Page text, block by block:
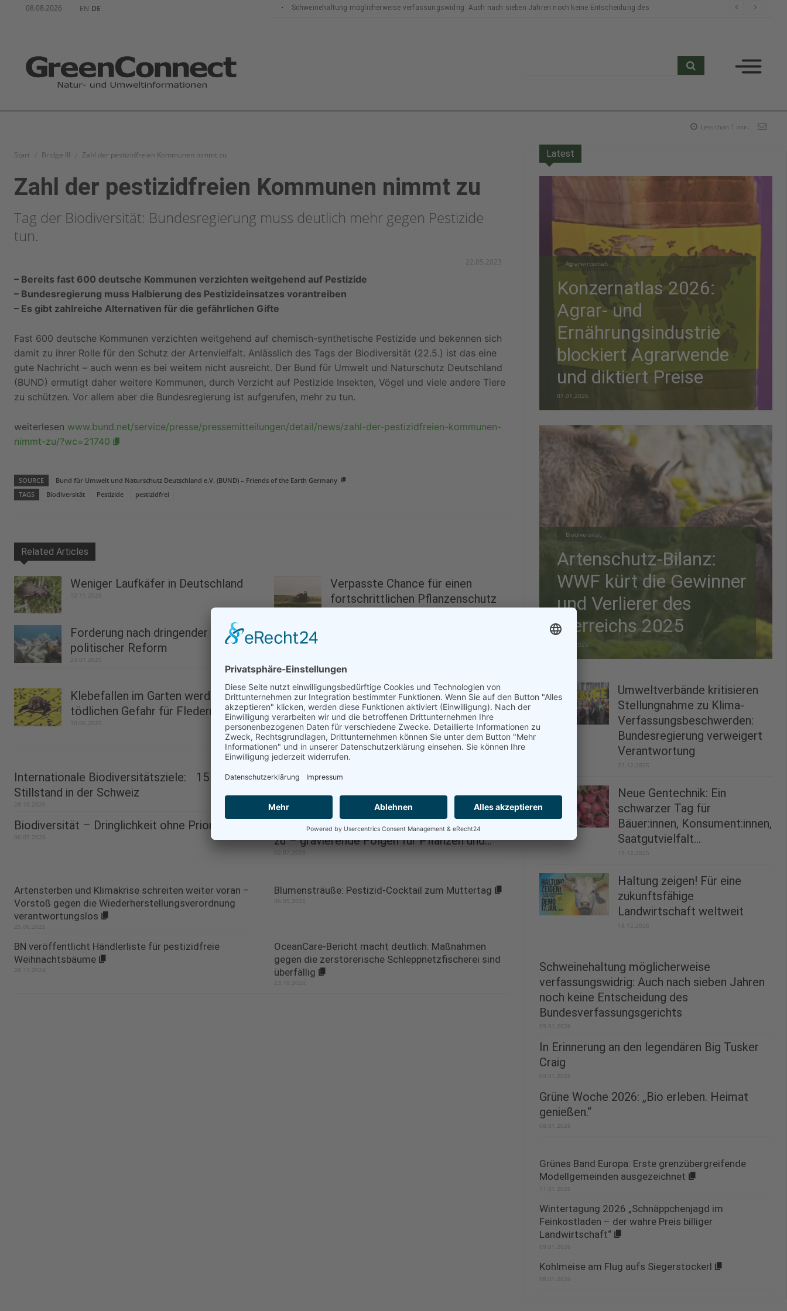
08.08.2026 EN DE
Schweinehaltung möglicherweise verfassungswidrig: Auch nach sieben Jahren noch keine Entscheidung des
Less than 1 min.
Start Bridge III Zahl der pestizidfreien Kommunen nimmt zu
Zahl der pestizidfreien Kommunen nimmt zu
Tag der Biodiversität: Bundesregierung muss deutlich mehr gegen Pestizide
tun.
22.05.2023
– Bereits fast 600 deutsche Kommunen verzichten weitgehend auf Pestizide
– Bundesregierung muss Halbierung des Pestizideinsatzes vorantreiben
– Es gibt zahlreiche Alternativen für die gefährlichen Gifte
Fast 600 deutsche Kommunen verzichten weitgehend auf chemisch-synthetische Pestizide und bekennen sich
damit zu ihrer Rolle für den Schutz der Artenvielfalt. Anlässlich des Tags der Biodiversität (22.5.) ist das eine
gute Nachricht ­– auch wenn es bei weitem nicht ausreicht. Der Bund für Umwelt und Naturschutz Deutschland
(BUND) ermutigt daher weitere Kommunen, durch Verzicht auf Pestizide Insekten, Vögel und viele andere Tiere
zu schützen. Vor allem aber die Bundesregierung ist aufgerufen, mehr zu tun.
weiterlesen www.bund.net/service/presse/pressemitteilungen/detail/news/zahl-der-pestizidfreien-kommunen-
nimmt-zu/?wc=21740
SOURCE
Bund für Umwelt und Naturschutz Deutschland e.V. (BUND) – Friends of the Earth Germany
TAGS
Biodiversität Pestizide pestizidfrei
Related Articles
Weniger Laufkäfer in Deutschland
12.11.2025
Verpasste Chance für einen
fortschrittlichen Pflanzenschutz
21.08.2025
Forderung nach dringender
politischer Reform
24.07.2025
23.07.2025
Klebefallen im Garten werden zur
tödlichen Gefahr für Fledermäuse...
30.06.2025
Tierfreundliches Gärtnern im
Sommer: So werden Gärten und
Balkone...
26.06.2025
Internationale Biodiversitätsziele: 15 Jahre
Stillstand in der Schweiz
28.10.2025
Grünlandschmetterlinge – wichtige
Indikatoren für den Zustand der Natur
23.09.2025
Biodiversität – Dringlichkeit ohne Priorität
06.07.2025
Hitze und Trockenheit setzen Natur massiv
zu – gravierende Folgen für Pflanzen und...
02.07.2025
Artensterben und Klimakrise schreiten weiter voran –
Vorstoß gegen die Wiederherstellungsverordnung
verantwortungslos
25.06.2025
Blumensträuße: Pestizid-Cocktail zum Muttertag
06.05.2025
BN veröffentlicht Händlerliste für pestizidfreie
Weihnachtsbäume
28.11.2024
OceanCare-Bericht macht deutlich: Maßnahmen
gegen die zerstörerische Schleppnetzfischerei sind
überfällig
23.10.2024
Latest
Agrarwirtschaft
Konzernatlas 2026:
Agrar- und
Ernährungsindustrie
blockiert Agrarwende
und diktiert Preise
07.01.2026
Biodiversität
Artenschutz-Bilanz:
WWF kürt die Gewinner
und Verlierer des
Tierreichs 2025
28.12.2025
Umweltverbände kritisieren
Stellungnahme zu Klima-
Verfassungsbeschwerden:
Bundesregierung verweigert
Verantwortung
22.12.2025
Neue Gentechnik: Ein
schwarzer Tag für
Bäuer:innen, Konsument:innen,
Saatgutvielfalt...
19.12.2025
Haltung zeigen! Für eine
zukunftsfähige
Landwirtschaft weltweit
18.12.2025
Schweinehaltung möglicherweise
verfassungswidrig: Auch nach sieben Jahren
noch keine Entscheidung des
Bundesverfassungsgerichts
09.01.2026
In Erinnerung an den legendären Big Tusker
Craig
09.01.2026
Grüne Woche 2026: „Bio erleben. Heimat
genießen.“
08.01.2026
Grünes Band Europa: Erste grenzübergreifende
Modellgemeinden ausgezeichnet
11.01.2026
Wintertagung 2026 „Schnäppchenjagd im
Feinkostladen – der wahre Preis billiger
Landwirtschaft“
09.01.2026
Kohlmeise am Flug aufs Siegerstockerl
08.01.2026